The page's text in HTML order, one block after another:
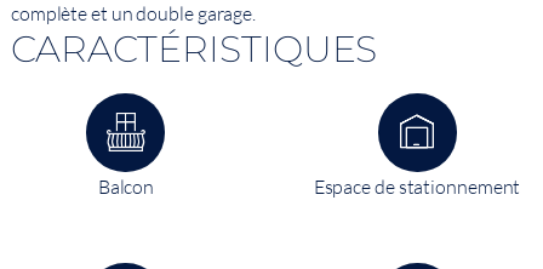
complète et un double garage.
CARACTÉRISTIQUES
Balcon Espace de stationnement